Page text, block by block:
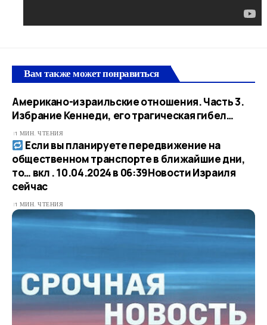
Вам также может понравиться
Американо-израильские отношения. Часть 3.
Избрание Кеннеди, его трагическая гибел…
1 МИН. ЧТЕНИЯ
Если вы планируете передвижение на
общественном транспорте в ближайшие дни,
то… вкл . 10.04.2024 в 06:39​Новости Израиля
сейчас
1 МИН. ЧТЕНИЯ